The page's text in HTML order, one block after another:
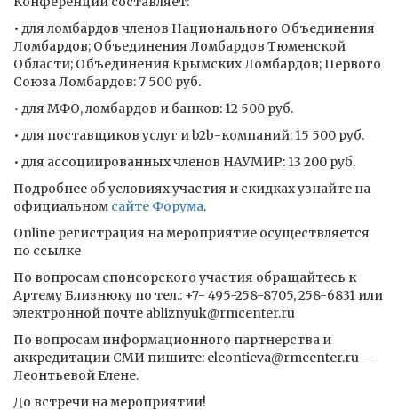
• для ломбардов членов Национального Объединения
Ломбардов; Объединения Ломбардов Тюменской
Области; Объединения Крымских Ломбардов; Первого
Союза Ломбардов: 7 500 руб.
• для МФО, ломбардов и банков: 12 500 руб.
• для поставщиков услуг и b2b-компаний: 15 500 руб.
• для ассоциированных членов НАУМИР: 13 200 руб.
Подробнее об условиях участия и скидках узнайте на
официальном сайте Форума.
Online регистрация на мероприятие осуществляется
по ссылке
По вопросам спонсорского участия обращайтесь к
Артему Близнюку по тел.: +7- 495-258-8705, 258-6831 или
электронной почте abliznyuk@rmcenter.ru
По вопросам информационного партнерства и
аккредитации СМИ пишите: eleontieva@rmcenter.ru –
Леонтьевой Елене.
До встречи на мероприятии!